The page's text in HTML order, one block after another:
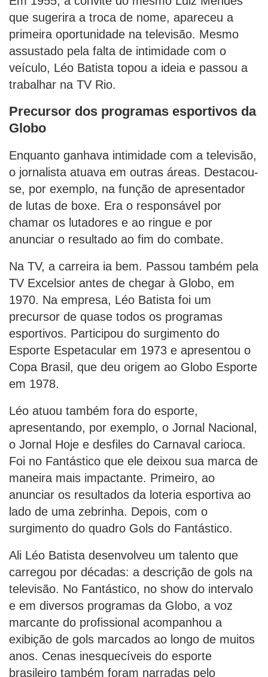
que sugerira a troca de nome, apareceu a
primeira oportunidade na televisão. Mesmo
assustado pela falta de intimidade com o
veículo, Léo Batista topou a ideia e passou a
trabalhar na TV Rio.
Precursor dos programas esportivos da
Globo
Enquanto ganhava intimidade com a televisão,
o jornalista atuava em outras áreas. Destacou-
se, por exemplo, na função de apresentador
de lutas de boxe. Era o responsável por
chamar os lutadores e ao ringue e por
anunciar o resultado ao fim do combate.
Na TV, a carreira ia bem. Passou também pela
TV Excelsior antes de chegar à Globo, em
1970. Na empresa, Léo Batista foi um
precursor de quase todos os programas
esportivos. Participou do surgimento do
Esporte Espetacular em 1973 e apresentou o
Copa Brasil, que deu origem ao Globo Esporte
em 1978.
Léo atuou também fora do esporte,
apresentando, por exemplo, o Jornal Nacional,
o Jornal Hoje e desfiles do Carnaval carioca.
Foi no Fantástico que ele deixou sua marca de
maneira mais impactante. Primeiro, ao
anunciar os resultados da loteria esportiva ao
lado de uma zebrinha. Depois, com o
surgimento do quadro Gols do Fantástico.
Ali Léo Batista desenvolveu um talento que
carregou por décadas: a descrição de gols na
televisão. No Fantástico, no show do intervalo
e em diversos programas da Globo, a voz
marcante do profissional acompanhou a
exibição de gols marcados ao longo de muitos
anos. Cenas inesquecíveis do esporte
brasileiro também foram narradas pelo